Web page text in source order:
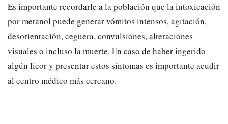
Es importante recordarle a la población que la intoxicación
por metanol puede generar vómitos intensos, agitación,
desorientación, ceguera, convulsiones, alteraciones
visuales o incluso la muerte. En caso de haber ingerido
algún licor y presentar estos síntomas es importante acudir
al centro médico más cercano.